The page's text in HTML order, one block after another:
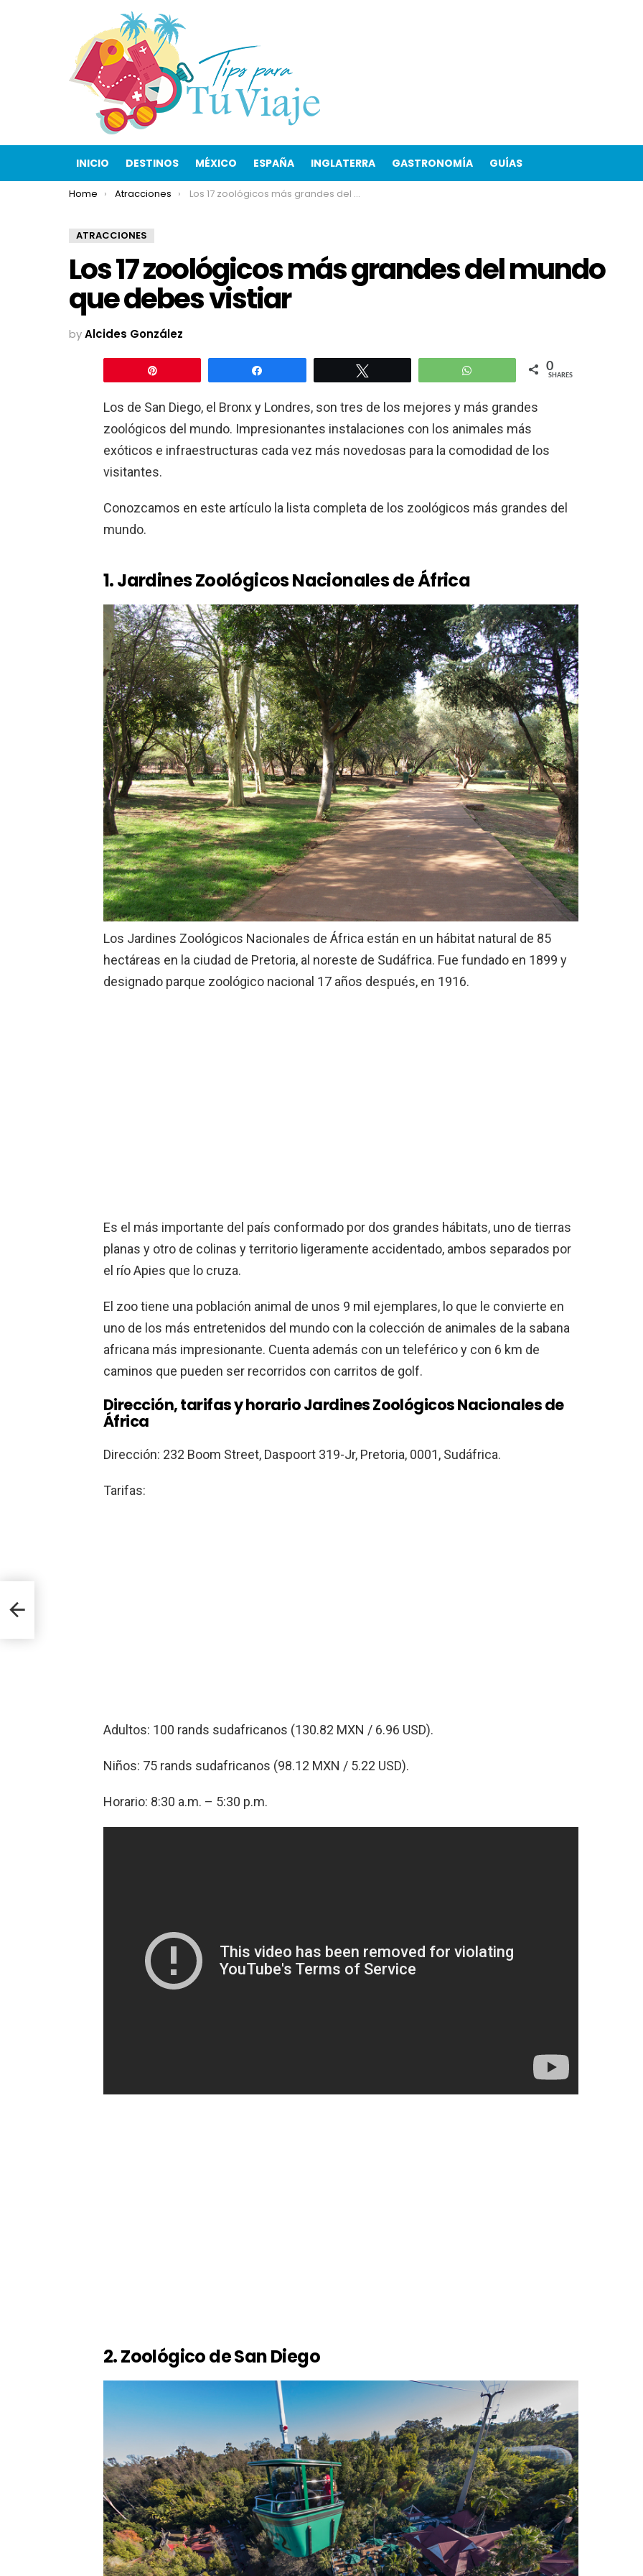
INICIO DESTINOS MÉXICO ESPAÑA INGLATERRA GASTRONOMÍA GUÍAS
You are here:
Home Atracciones Los 17 zoológicos más grandes del mundo que debes vistiar
ATRACCIONES
Los 17 zoológicos más grandes del mundo
que debes vistiar
byAlcides González
WhatsApp 0
SHARES
Los de San Diego, el Bronx y Londres, son tres de los mejores y más grandes
zoológicos del mundo. Impresionantes instalaciones con los animales más
exóticos e infraestructuras cada vez más novedosas para la comodidad de los
visitantes.
Conozcamos en este artículo la lista completa de los zoológicos más grandes del
mundo.
1. Jardines Zoológicos Nacionales de África
Los Jardines Zoológicos Nacionales de África están en un hábitat natural de 85
hectáreas en la ciudad de Pretoria, al noreste de Sudáfrica. Fue fundado en 1899 y
designado parque zoológico nacional 17 años después, en 1916.
Es el más importante del país conformado por dos grandes hábitats, uno de tierras
planas y otro de colinas y territorio ligeramente accidentado, ambos separados por
el río Apies que lo cruza.
El zoo tiene una población animal de unos 9 mil ejemplares, lo que le convierte en
uno de los más entretenidos del mundo con la colección de animales de la sabana
africana más impresionante. Cuenta además con un teleférico y con 6 km de
caminos que pueden ser recorridos con carritos de golf.
Dirección, tarifas y horario Jardines Zoológicos Nacionales de
África
Dirección: 232 Boom Street, Daspoort 319-Jr, Pretoria, 0001, Sudáfrica.
Tarifas:
Adultos: 100 rands sudafricanos (130.82 MXN / 6.96 USD).
Niños: 75 rands sudafricanos (98.12 MXN / 5.22 USD).
Horario: 8:30 a.m. – 5:30 p.m.
2. Zoológico de San Diego